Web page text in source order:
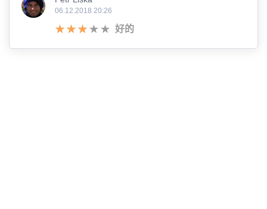
06.12.2018 20:26
好的